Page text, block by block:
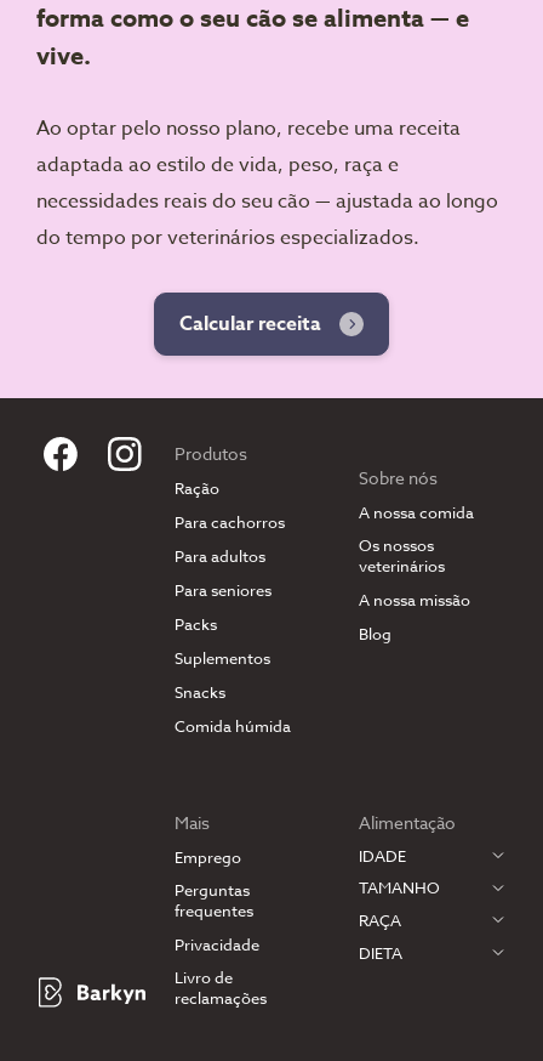
forma como o seu cão se alimenta — e
vive.
Ao optar pelo nosso plano, recebe uma receita
adaptada ao estilo de vida, peso, raça e
necessidades reais do seu cão — ajustada ao longo
do tempo por veterinários especializados.
Calcular receita
Produtos
Ração
Para cachorros
Para adultos
Para seniores
Packs
Suplementos
Snacks
Comida húmida
Sobre nós
A nossa comida
Os nossos
veterinários
A nossa missão
Blog
Mais
Emprego
Perguntas
frequentes
Privacidade
Livro de
reclamações
Alimentação
IDADE
TAMANHO
RAÇA
DIETA